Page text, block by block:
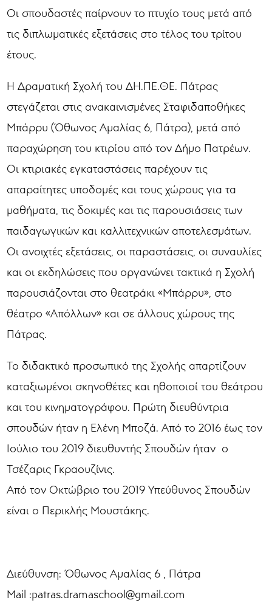
Οι σπουδαστές παίρνουν το πτυχίο τους μετά από
τις διπλωματικές εξετάσεις στο τέλος του τρίτου
έτους.
Η Δραματική Σχολή του ΔΗ.ΠΕ.ΘΕ. Πάτρας
στεγάζεται στις ανακαινισμένες Σταφιδαποθήκες
Μπάρρυ (Όθωνος Αμαλίας 6, Πάτρα), μετά από
παραχώρηση του κτιρίου από τον Δήμο Πατρέων.
Οι κτιριακές εγκαταστάσεις παρέχουν τις
απαραίτητες υποδομές και τους χώρους για τα
μαθήματα, τις δοκιμές και τις παρουσιάσεις των
παιδαγωγικών και καλλιτεχνικών αποτελεσμάτων.
Οι ανοιχτές εξετάσεις, οι παραστάσεις, οι συναυλίες
και οι εκδηλώσεις που οργανώνει τακτικά η Σχολή
παρουσιάζονται στο θεατράκι «Μπάρρυ», στο
θέατρο «Απόλλων» και σε άλλους χώρους της
Πάτρας.
Το διδακτικό προσωπικό της Σχολής απαρτίζουν
καταξιωμένοι σκηνοθέτες και ηθοποιοί του θεάτρου
και του κινηματογράφου. Πρώτη διευθύντρια
σπουδών ήταν η Ελένη Μποζά. Από το 2016 έως τον
Ιούλιο του 2019 διευθυντής Σπουδών ήταν ο
Τσέζαρις Γκραουζίνις.
Από τον Οκτώβριο του 2019 Υπεύθυνος Σπουδών
είναι ο Περικλής Μουστάκης.
Διεύθυνση: Όθωνος Αμαλίας 6 , Πάτρα
Mail :patras.dramaschool@gmail.com